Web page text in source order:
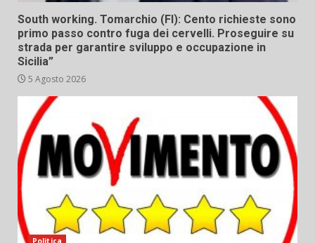
South working. Tomarchio (FI): Cento richieste sono
primo passo contro fuga dei cervelli. Proseguire su
strada per garantire sviluppo e occupazione in
Sicilia”
5 Agosto 2026